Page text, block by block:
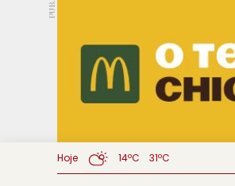
PUB.
Hoje 14ºC 31ºC